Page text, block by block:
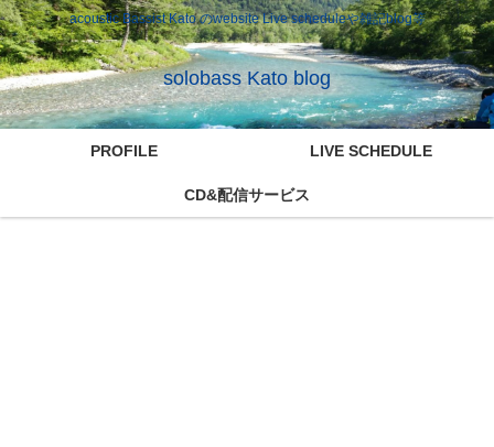
acoustic Bassist Kato のwebsite Live scheduleや雑記blog等
solobass Kato blog
PROFILE LIVE SCHEDULE
CD&配信サービス